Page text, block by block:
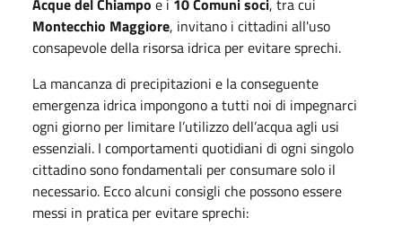
Montecchio Maggiore, invitano i cittadini all'uso
consapevole della risorsa idrica per evitare sprechi.
La mancanza di precipitazioni e la conseguente
emergenza idrica impongono a tutti noi di impegnarci
ogni giorno per limitare l’utilizzo dell’acqua agli usi
essenziali. I comportamenti quotidiani di ogni singolo
cittadino sono fondamentali per consumare solo il
necessario. Ecco alcuni consigli che possono essere
messi in pratica per evitare sprechi: